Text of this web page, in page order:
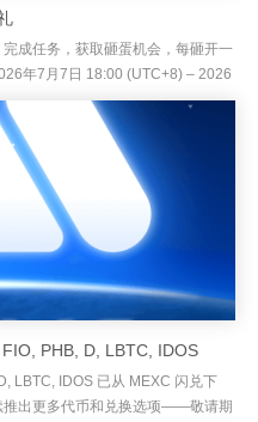
成任务，获取砸蛋机会，每砸开一
年7月7日 18:00 (UTC+8) – 2026
PHB, D, LBTC, IDOS
LBTC, IDOS 已从 MEXC 闪兑下
推出更多代币和兑换选项——敬请期